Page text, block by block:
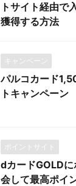
トサイト経由で
獲得する方法
キャンペーン
パルコカード
トキャンペーン
ポイントサイト
dカードGOLD
会して最高ポイ